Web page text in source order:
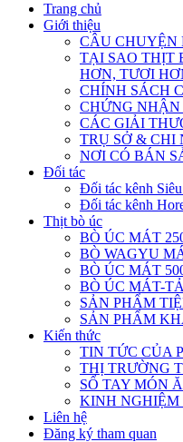
Trang chủ
Giới thiệu
CÂU CHUYỆN
TẠI SAO THỊT
HƠN, TƯƠI
CHÍNH SÁCH
CHỨNG NHẬN
CÁC GIẢI
TRỤ SỞ & CHI
NƠI CÓ BÁN
Đối tác
Đối tác kênh
Đối tác kênh
Thịt bò úc
BÒ ÚC MÁT
BÒ WAGYU
BÒ ÚC MÁT
BÒ ÚC MÁT-
SẢN PHẨM
SẢN PHẨM
Kiến thức
TIN TỨC CỦA
THỊ TRƯỜNG
SỔ TAY MÓN
KINH NGHIỆM
Liên hệ
Đăng ký tham quan